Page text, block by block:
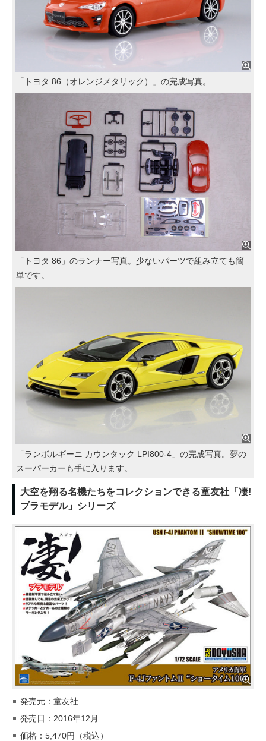
「トヨタ 86（オレンジメタリック）」の完成写真。
「トヨタ 86」のランナー写真。少ないパーツで組み立ても簡
単です。
「ランボルギーニ カウンタック LPI800-4」の完成写真。夢の
スーパーカーも手に入ります。
大空を翔る名機たちをコレクションできる童友社「凄!
プラモデル」シリーズ
発売元：童友社
発売日：2016年12月
価格：5,470円（税込）